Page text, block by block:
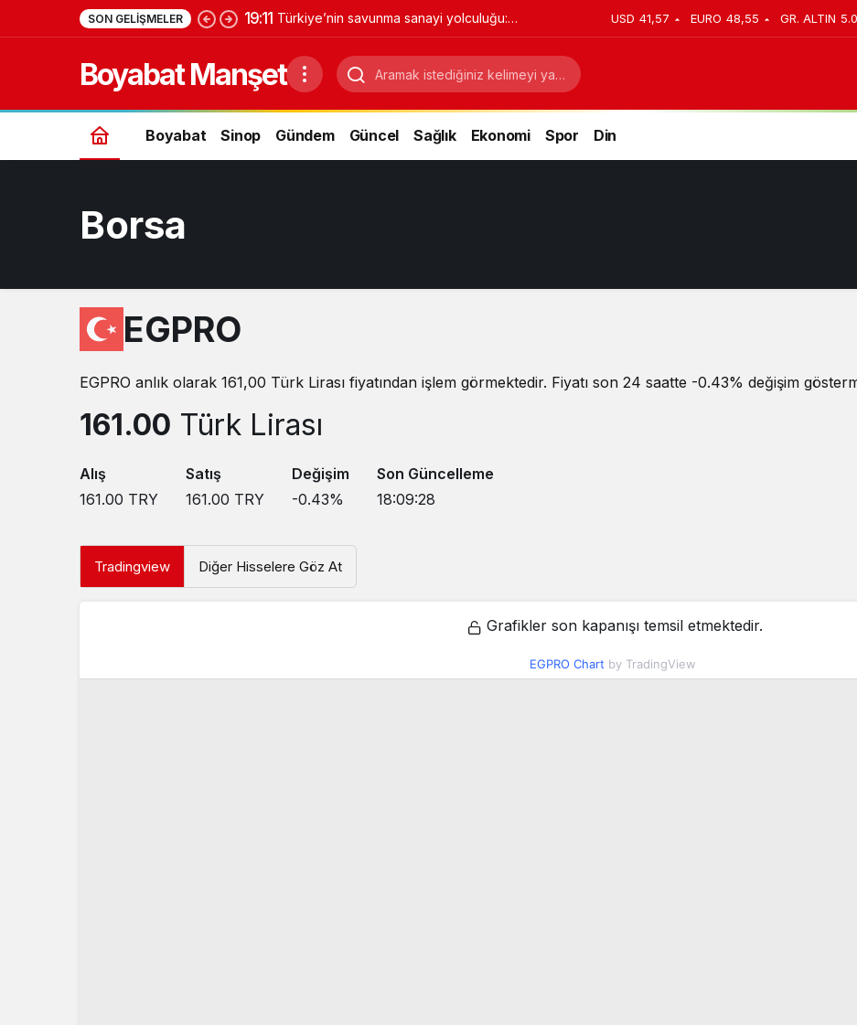
SON GELIŞMELER 19:11 Türkiye’nin savunma sanayi yolculuğu:
Yıldırımhan’a uzanan stratejik dönüşüm
USD 41,57 EURO 48,55 GR. ALTIN
Boyabat Manşet
Boyabat Sinop Gündem Güncel Sağlık Ekonomi Spor Din
Borsa
EGPRO
EGPRO anlık olarak 161,00 Türk Lirası fiyatından işlem görmektedir. Fiyatı son 24 saatte -0.43% değişim
161.00 Türk Lirası
Alış
161.00 TRY
Satış
161.00 TRY
Değişim
-0.43%
Son Güncelleme
18:09:28
Tradingview Diğer Hisselere Göz At
Grafikler son kapanışı temsil etmektedir.
EGPRO Chart by TradingView